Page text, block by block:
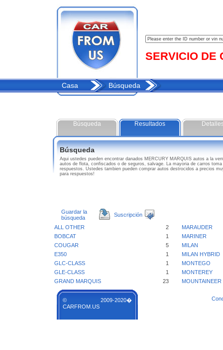
SERVICIO DE
Casa Búsqueda
Búsqueda Resultados
Búsqueda
Aqui ustedes pueden encontrar danados MERCURY MARQUIS autos a la
autos de flota, confiscados o de seguros, salvage. La mayoria de carros
respuestos. Ustedes tambien pueden comprar autos destrocidos a precios
para respuestos!
Guardar la
búsqueda
Suscripción
ALL OTHER 2
MARAUDER
BOBCAT
1
MARINER
COUGAR
5
MILAN
E350
1
MILAN HYBRID
GLC-CLASS
1
MONTEGO
GLE-CLASS
1
MONTEREY
GRAND MARQUIS
23 MOUNTAINEER
© 2009-2020�
CARFROM.US